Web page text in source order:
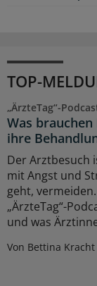
TOP-
„ÄrzteTag“-
Was
ihre
Der Arztbesuch
mit Angst und
geht, vermeiden.
„ÄrzteTag“-
und was
Von Bettina Kracht